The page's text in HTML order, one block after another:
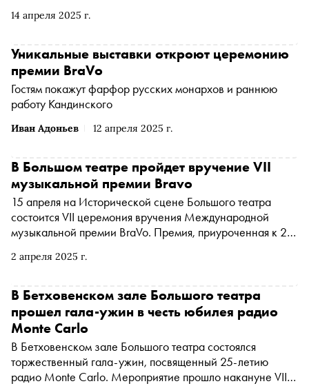
14 апреля 2025 г.
из более чем 10 стран. Певица, телеведущая и член
Север рассказала «Снобу» о том, как премия BraVo
объединяет звезд со всего мира, почему радиостанции
остаются важнее стриминга, и о том, как попасть в эфир
через худсовет
Иван Адоньев 12 апреля 2025 г.
Уникальные выставки откроют церемонию
премии BraVo
Гостям покажут фарфор русских монархов и раннюю
работу Кандинского
2 апреля 2025 г.
В Большом театре пройдет вручение VII
музыкальной премии Bravo
15 апреля на Исторической сцене Большого театра
состоится VII церемония вручения Международной
музыкальной премии BraVo. Премия, приуроченная к 25-
искусства из более чем 10 стран
В Бетховенском зале Большого театра
прошел гала-ужин в честь юбилея радио
Monte Carlo
В Бетховенском зале Большого театра состоялся
торжественный гала-ужин, посвященный 25-летию
радио Monte Carlo. Мероприятие прошло накануне VII